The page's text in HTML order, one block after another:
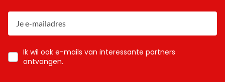
Ik wil ook e-mails van interessante partners
ontvangen.